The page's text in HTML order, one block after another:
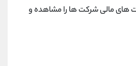
های مالی شرکت ها را مشاهده و